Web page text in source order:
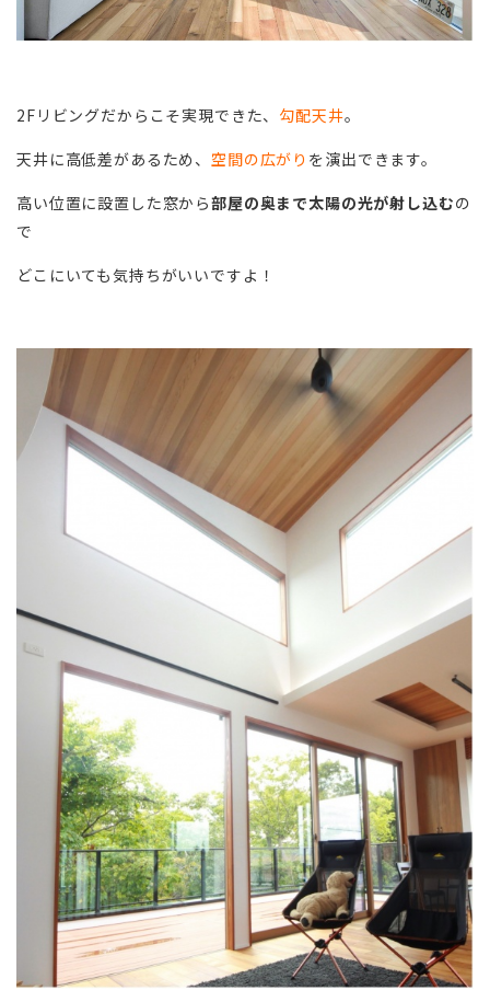
2Fリビングだからこそ実現できた、 勾配天井。
天井に高低差があるため、空間の広がり を演出できます。
高い位置に設置した窓から部屋の奥まで太陽の光が射し込むの
で
どこにいても気持ちがいいですよ！